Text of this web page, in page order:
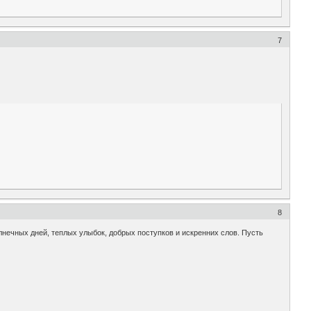
7
8
дней, теплых улыбок, добрых поступков и искренних слов. Пусть